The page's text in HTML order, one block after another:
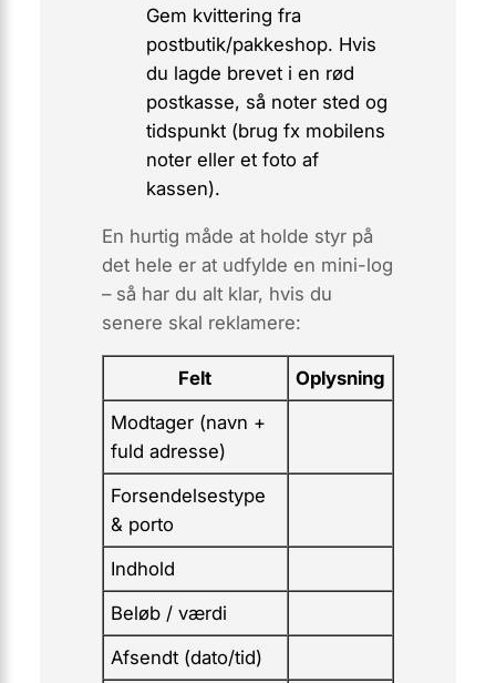
Gem kvittering fra
postbutik/pakkeshop. Hvis
du lagde brevet i en rød
postkasse, så noter sted og
tidspunkt (brug fx mobilens
noter eller et foto af
kassen).
En hurtig måde at holde styr på
det hele er at udfylde en mini-log
– så har du alt klar, hvis du
senere skal reklamere:
Felt
Oplysning
Modtager (navn +
fuld adresse)
Forsendelsestype
& porto
Indhold
Beløb / værdi
Afsendt (dato/tid)